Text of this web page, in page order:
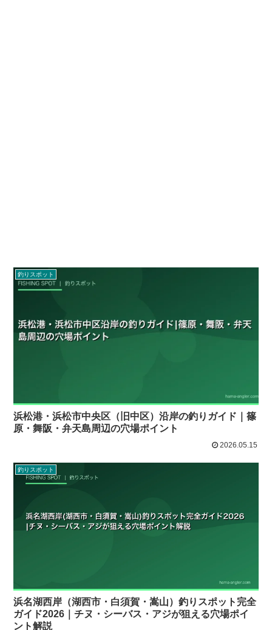
釣りスポット
浜松港・浜松市中央区（旧中区）沿岸の釣りガイド｜篠
原・舞阪・弁天島周辺の穴場ポイント
2026.05.15
釣りスポット
浜名湖西岸（湖西市・白須賀・嵩山）釣りスポット完全
ガイド2026｜チヌ・シーバス・アジが狙える穴場ポイ
ント解説